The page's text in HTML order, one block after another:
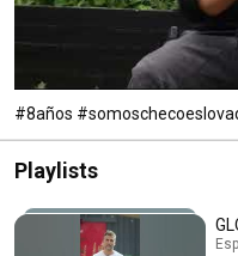
#8años
Playlists